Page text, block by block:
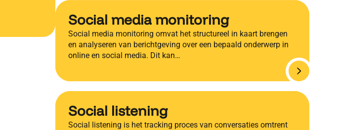
Social media monitoring
Social media monitoring omvat het structureel in kaart brengen
en analyseren van berichtgeving over een bepaald onderwerp in
online en social media. Dit kan…
Social listening
Social listening is het tracking proces van conversaties omtrent